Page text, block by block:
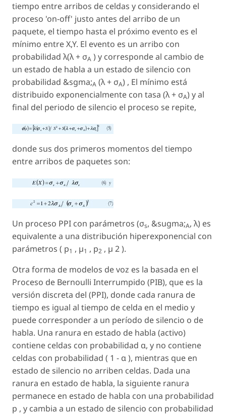
tiempo entre arribos de celdas y considerando el
proceso 'on-off' justo antes del arribo de un
paquete, el tiempo hasta el próximo evento es el
mínimo entre X,Y. El evento es un arribo con
probabilidad λ(λ+ σA ) y corresponde al cambio de
un estado de habla a un estado de silencio con
probabilidad &sgma;A (λ+ σA) , El mínimo está
distribuido exponencialmente con tasa (λ + σA) y al
final del periodo de silencio el proceso se repite,
donde sus dos primeros momentos del tiempo
entre arribos de paquetes son:
Un proceso PPI con parámetros (σs, &sugma;A, λ) es
equivalente a una distribución hiperexponencial con
parámetros ( p1 , µ1 , p2 , µ 2 ).
Otra forma de modelos de voz es la basada en el
Proceso de Bernoulli Interrumpido (PIB), que es la
versión discreta del (PPI), donde cada ranura de
tiempo es igual al tiempo de celda en el medio y
puede corresponder a un período de silencio o de
habla. Una ranura en estado de habla (activo)
contiene celdas con probabilidad α, y no contiene
celdas con probabilidad ( 1 - α ), mientras que en
estado de silencio no arriben celdas. Dada una
ranura en estado de habla, la siguiente ranura
permanece en estado de habla con una probabilidad
p , y cambia a un estado de silencio con probabilidad